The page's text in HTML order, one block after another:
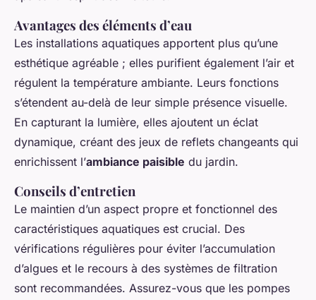
Avantages des éléments d’eau
Les installations aquatiques apportent plus qu’une
esthétique agréable ; elles purifient également l’air et
régulent la température ambiante. Leurs fonctions
s’étendent au-delà de leur simple présence visuelle.
En capturant la lumière, elles ajoutent un éclat
dynamique, créant des jeux de reflets changeants qui
enrichissent l’ambiance paisible du jardin.
Conseils d’entretien
Le maintien d’un aspect propre et fonctionnel des
caractéristiques aquatiques est crucial. Des
vérifications régulières pour éviter l’accumulation
d’algues et le recours à des systèmes de filtration
sont recommandées. Assurez-vous que les pompes